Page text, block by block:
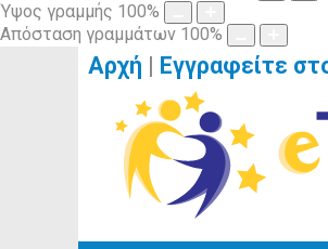
Ύψος γραμμής 100%
Απόσταση γραμμάτων 100%
Αρχή | Εγγραφείτε